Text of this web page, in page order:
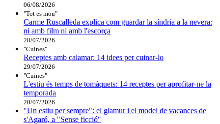
06/08/2026
"Tot es mou"
Carme Ruscalleda explica com guardar la síndria a la nevera:
ni amb film ni amb l'escorça
28/07/2026
"Cuines"
Receptes amb calamar: 14 idees per cuinar-lo
29/07/2026
"Cuines"
L'estiu és temps de tomàquets: 14 receptes per aprofitar-ne la
temporada
20/07/2026
"Un estiu per sempre": el glamur i el model de vacances de
s'Agaró, a "Sense ficció"